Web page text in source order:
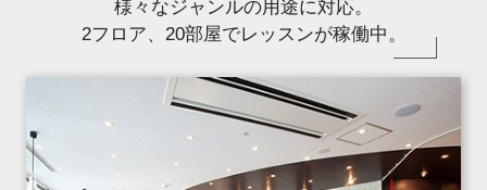
様々なジャンルの用途に対応。
2フロア、20部屋でレッスンが稼働中。